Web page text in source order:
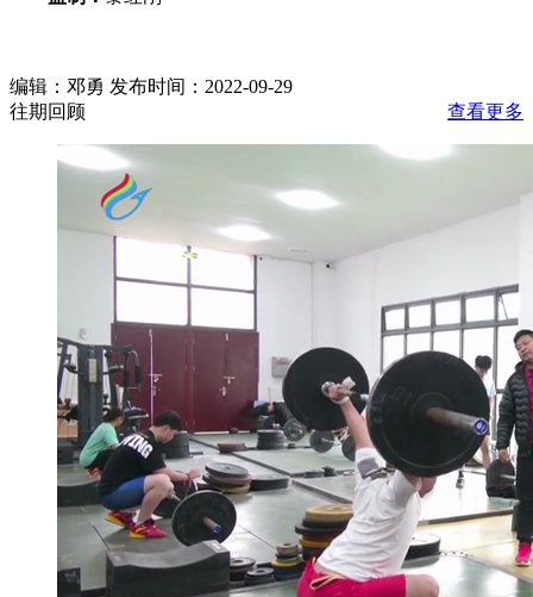
编辑：邓勇 发布时间：2022-09-29
往期回顾
查看更多